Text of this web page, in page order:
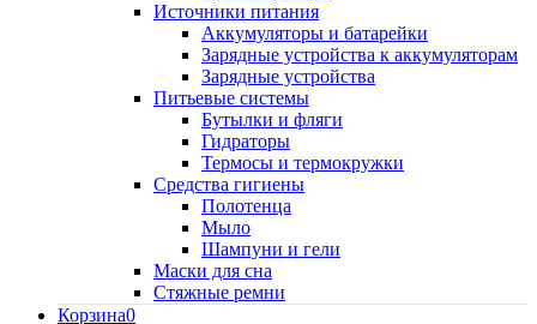
Источники питания
Аккумуляторы и батарейки
Зарядные устройства к аккумуляторам
Зарядные устройства
Питьевые системы
Бутылки и фляги
Гидраторы
Термосы и термокружки
Средства гигиены
Полотенца
Мыло
Шампуни и гели
Маски для сна
Стяжные ремни
Корзина0